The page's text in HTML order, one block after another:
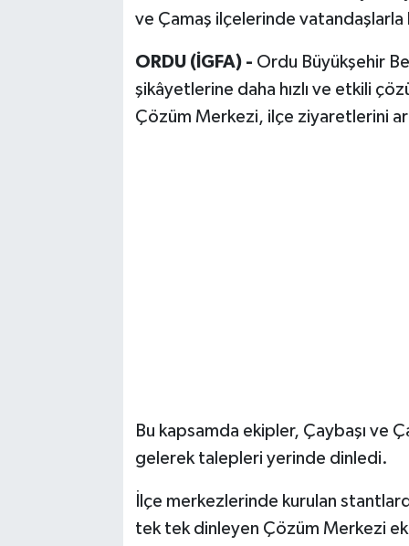
ve Çamaş ilçelerinde
ORDU (İGFA) - Ordu Büyükşehir
şikâyetlerine daha hızlı ve etkili
Çözüm Merkezi, ilçe ziyaretlerini
Bu kapsamda ekipler, Çaybaşı ve
gelerek talepleri yerinde dinledi.
İlçe merkezlerinde kurulan
tek tek dinleyen Çözüm Merkezi